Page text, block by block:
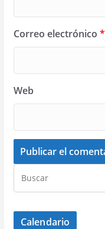
Correo electrónico *
Web
Calendario